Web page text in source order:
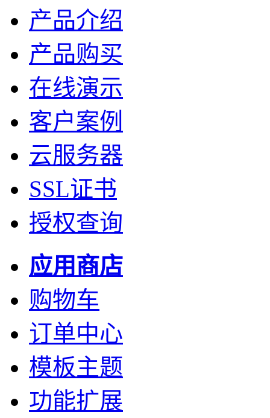
产品介绍
产品购买
在线演示
客户案例
云服务器
SSL证书
授权查询
应用商店
购物车
订单中心
模板主题
功能扩展